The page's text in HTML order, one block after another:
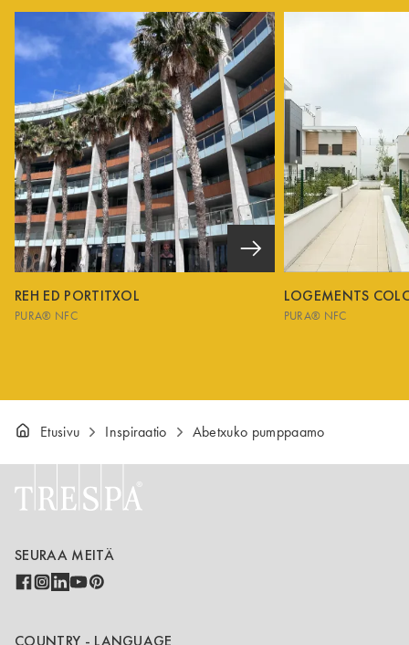
REH ED PORTITXOL
PURA® NFC
LOGEMENTS
PURA® NFC
Etusivu Inspiraatio Abetxuko pumppaamo
SEURAA MEITÄ
COUNTRY - LANGUAGE